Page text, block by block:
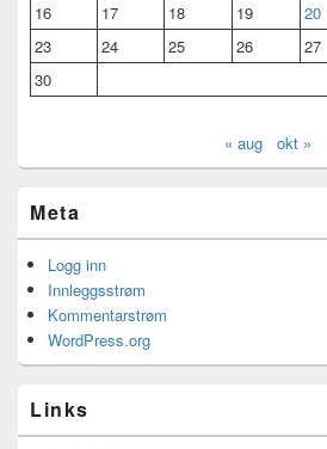
16
17 18 19 20
23
24 25 26 27
30
« aug okt »
Meta
Logg inn
Innleggsstrøm
Kommentarstrøm
WordPress.org
Links